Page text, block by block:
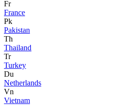
Fr
France
Pk
Pakistan
Th
Thailand
Tr
Turkey
Du
Netherlands
Vn
Vietnam